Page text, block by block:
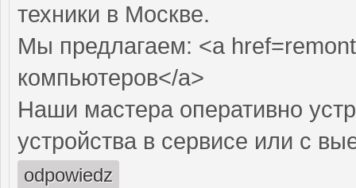
техники в Москве.
Мы предлагаем: <a
компьютеров</a>
Наши мастера оперативно
устройства в сервисе или с
odpowiedz